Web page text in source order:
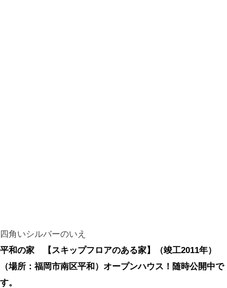
四角いシルバーのいえ
平和の家 【スキップフロアのある家】（竣工2011年）
（場所：福岡市南区平和）オープンハウス！随時公開中で
す。